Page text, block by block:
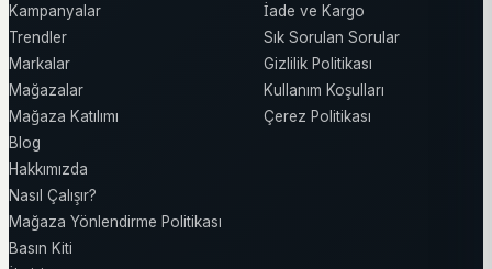
Kampanyalar
Trendler
Markalar
Mağazalar
Mağaza Katılımı
Blog
Hakkımızda
Nasıl Çalışır?
Mağaza Yönlendirme Politikası
Basın Kiti
İade ve Kargo
Sık Sorulan Sorular
Gizlilik Politikası
Kullanım Koşulları
Çerez Politikası